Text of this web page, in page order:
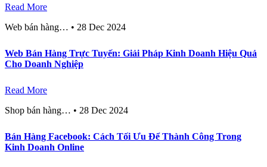
Read More
Web bán hàng… • 28 Dec 2024
Web Bán Hàng Trực Tuyến: Giải Pháp Kinh Doanh Hiệu Quả
Cho Doanh Nghiệp
Read More
Shop bán hàng… • 28 Dec 2024
Bán Hàng Facebook: Cách Tối Ưu Để Thành Công Trong
Kinh Doanh Online